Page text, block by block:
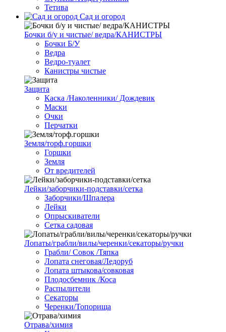
Тетива
Сад и огород
Бочки б/у и чистые/ ведра/КАНИСТРЫ
Бочки Б/У
Ведра
Ведро-туалет
Канистры чистые
Защита
Каска /Наколенники/ Дождевик
Маски
Очки
Перчатки
Земля/торф.горшки
Горшки
Земля
От вредителей
Лейки/заборчики-подставки/сетка
Заборчики/Шпалера
Лейки
Опрыскиватели
Сетка садовая
Лопаты/грабли/вилы/черенки/секаторы/ручки
Грабли/ Совок /Тяпка
Лопата снеговая/Ледоруб
Лопата штыкова/совковая
Плодосбемник /Коса
Распылители
Секаторы
Черенки/Топорища
Отрава/химия